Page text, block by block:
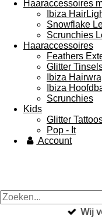
Haaraccessoires
Ibiza
Snowflake
Scrunchies
Haaraccessoires
Feathers
Glitter
Ibiza
Ibiza
Scrunchies
Kids
Glitter
Pop - It
Account
Wij